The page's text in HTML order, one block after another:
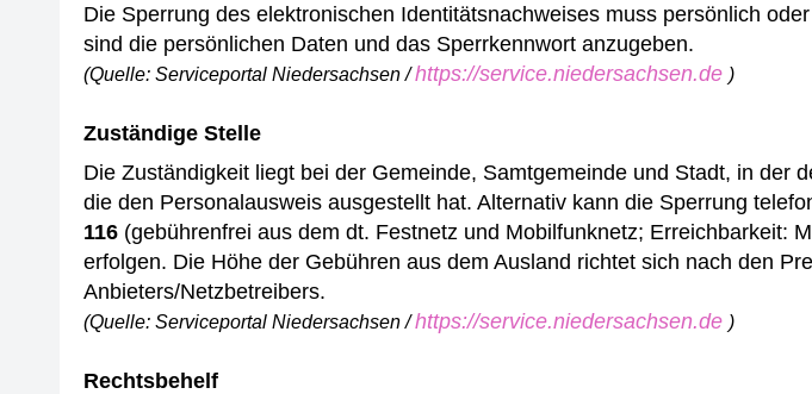
Die Sperrung des elektronischen Identitätsnachweises muss persönlich
sind die persönlichen Daten und das Sperrkennwort anzugeben.
(Quelle: Serviceportal Niedersachsen /https://service.niedersachsen.de )
Zuständige Stelle
Die Zuständigkeit liegt bei der Gemeinde, Samtgemeinde und Stadt, in der
die den Personalausweis ausgestellt hat. Alternativ kann die Sperrung
116 (gebührenfrei aus dem dt. Festnetz und Mobilfunknetz; Erreichbarkeit:
erfolgen. Die Höhe der Gebühren aus dem Ausland richtet sich nach den
Anbieters/Netzbetreibers.
(Quelle: Serviceportal Niedersachsen /https://service.niedersachsen.de )
Rechtsbehelf